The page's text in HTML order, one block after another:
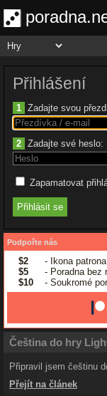
Přihlášení
1 Zadajte svou
2 Zadajte své heslo:
Zapamatovat
Podpořte nás
$2
- Ikona
$5
- Poradna bez
$10
- Soukromé
Čeština do hry
Připravil jsem češtinu
Přejít na článek